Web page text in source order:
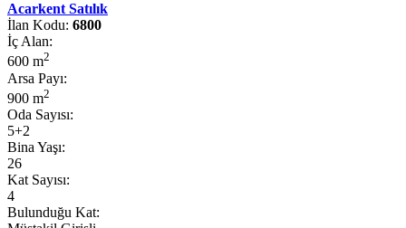
Acarkent Satılık
İlan Kodu: 6800
İç Alan:
600 m2
Arsa Payı:
900 m2
Oda Sayısı:
5+2
Bina Yaşı:
26
Kat Sayısı:
4
Bulunduğu Kat: